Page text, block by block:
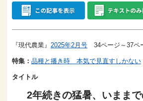
『現代農業』 2025年2月号 34ページ～37ペ
特集： 品種と播き時 本気で見直すしかない
タイトル
2年続きの猛暑、いまま